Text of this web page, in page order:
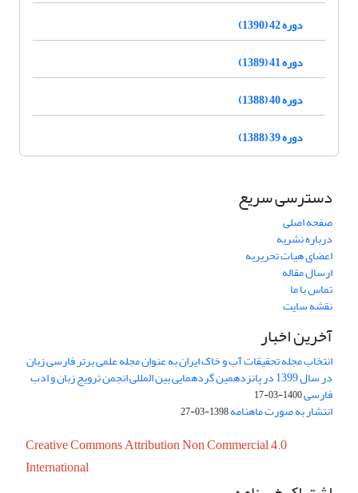
دوره 42 (1390)
دوره 41 (1389)
دوره 40 (1388)
دوره 39 (1388)
دسترسی سریع
صفحه اصلی
درباره نشریه
اعضای هیات تحریریه
ارسال مقاله
تماس با ما
نقشه سایت
آخرین اخبار
انتخاب مجله تحقیقات آب و خاک ایران به عنوان مجله علمی برتر فارسی زبان
در سال 1399 در پانزدهمین گردهمایی بین المللی انجمن ترویج زبان و ادب
فارسی1400-03-17
انتشار به صورت ماهنامه1398-03-27
Creative Commons Attribution Non Commercial 4.0
International